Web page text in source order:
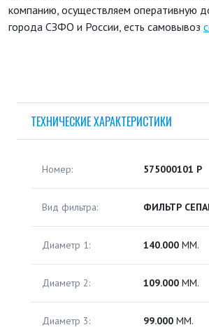
компанию, осуществляем оперативную
города СЗФО и России, есть самовывоз
ТЕХНИЧЕСКИЕ ХАРАКТЕРИСТИКИ
Номер: 575000101 P
Вид фильтра: ФИЛЬТР
Диаметр 1: 140.000 ММ.
Диаметр 2: 109.000 ММ.
Диаметр 3: 99.000 ММ.